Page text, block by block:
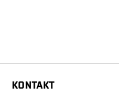
KONTAKT